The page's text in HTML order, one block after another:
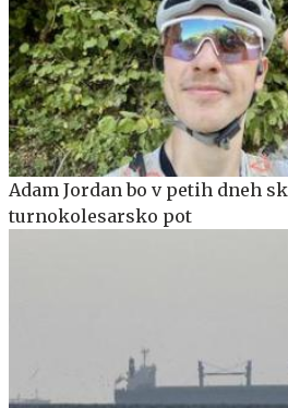
Adam Jordan bo v petih dneh
turnokolesarsko pot